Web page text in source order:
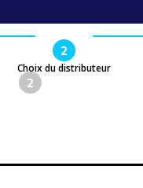
2
Choix du distributeur
2